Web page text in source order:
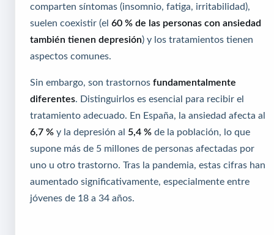
comparten síntomas (insomnio, fatiga, irritabilidad),
suelen coexistir (el 60 % de las personas con ansiedad
también tienen depresión) y los tratamientos tienen
aspectos comunes.
Sin embargo, son trastornos fundamentalmente
diferentes . Distinguirlos es esencial para recibir el
tratamiento adecuado. En España, la ansiedad afecta al
6,7 % y la depresión al 5,4 % de la población, lo que
supone más de 5 millones de personas afectadas por
uno u otro trastorno. Tras la pandemia, estas cifras han
aumentado significativamente, especialmente entre
jóvenes de 18 a 34 años.